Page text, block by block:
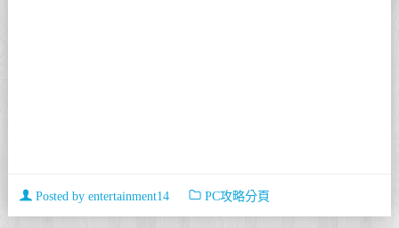
Posted by entertainment14 PC攻略分頁